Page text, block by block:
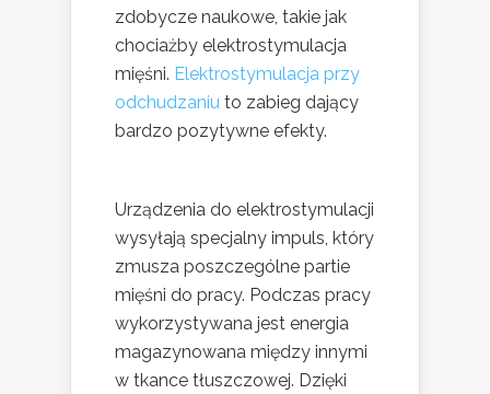
zdobycze naukowe, takie jak
chociażby elektrostymulacja
mięśni. Elektrostymulacja przy
odchudzaniu to zabieg dający
bardzo pozytywne efekty.
Urządzenia do elektrostymulacji
wysyłają specjalny impuls, który
zmusza poszczególne partie
mięśni do pracy. Podczas pracy
wykorzystywana jest energia
magazynowana między innymi
w tkance tłuszczowej. Dzięki